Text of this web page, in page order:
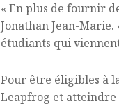
« En plus de fournir
Jonathan Jean-
étudiants qui
Pour être éligibles à
Leapfrog et atteindre